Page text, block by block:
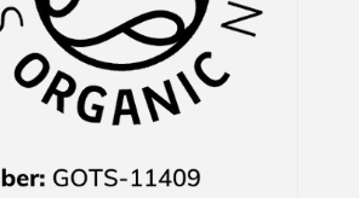
mitgeteilt und auch
nachher den Preis
wieder erstattet aber
habe mich trotzdem
geärgert.